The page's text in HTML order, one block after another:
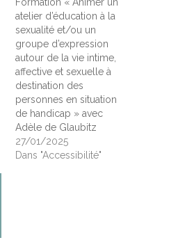
atelier d’éducation à la
sexualité et/ou un
groupe d’expression
autour de la vie intime,
affective et sexuelle à
destination des
personnes en situation
de handicap » avec
Adèle de Glaubitz
27/01/2025
Dans "Accessibilité"